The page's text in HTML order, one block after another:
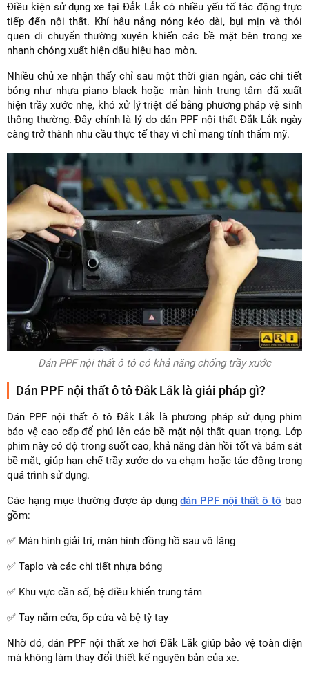
Điều kiện sử dụng xe tại Đắk Lắk có nhiều yếu tố tác động trực
tiếp đến nội thất. Khí hậu nắng nóng kéo dài, bụi mịn và thói
quen di chuyển thường xuyên khiến các bề mặt bên trong xe
nhanh chóng xuất hiện dấu hiệu hao mòn.
Nhiều chủ xe nhận thấy chỉ sau một thời gian ngắn, các chi tiết
bóng như nhựa piano black hoặc màn hình trung tâm đã xuất
hiện trầy xước nhẹ, khó xử lý triệt để bằng phương pháp vệ sinh
thông thường. Đây chính là lý do dán PPF nội thất Đắk Lắk ngày
càng trở thành nhu cầu thực tế thay vì chỉ mang tính thẩm mỹ.
Dán PPF nội thất ô tô có khả năng chống trầy xước
Dán PPF nội thất ô tô Đắk Lắk là giải pháp gì?
Dán PPF nội thất ô tô Đắk Lắk là phương pháp sử dụng phim
bảo vệ cao cấp để phủ lên các bề mặt nội thất quan trọng. Lớp
phim này có độ trong suốt cao, khả năng đàn hồi tốt và bám sát
bề mặt, giúp hạn chế trầy xước do va chạm hoặc tác động trong
quá trình sử dụng.
Các hạng mục thường được áp dụngdán PPF nội thất ô tô bao
gồm:
✅ Màn hình giải trí, màn hình đồng hồ sau vô lăng
✅ Taplo và các chi tiết nhựa bóng
✅ Khu vực cần số, bệ điều khiển trung tâm
✅ Tay nắm cửa, ốp cửa và bệ tỳ tay
Nhờ đó, dán PPF nội thất xe hơi Đắk Lắk giúp bảo vệ toàn diện
mà không làm thay đổi thiết kế nguyên bản của xe.